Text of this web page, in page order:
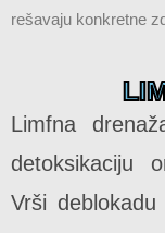
rešavaju konkretne
Limfna
detoksikaciju
Vrši